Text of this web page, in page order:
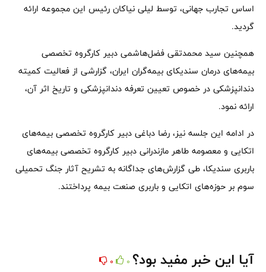
اساس تجارب جهانی، توسط لیلی نیاکان رئیس این مجموعه ارائه
گردید.
همچنین سید محمدتقی فضل‌هاشمی دبیر کارگروه تخصصی
بیمه‌های درمان سندیکای بیمه‌گران ایران، گزارشی از فعالیت کمیته
دندانپزشکی در خصوص تعیین تعرفه دندانپزشکی و تاریخ اثر آن،
ارائه نمود.
در ادامه این جلسه نیز، رضا دباغی دبیر کارگروه‌ تخصصی بیمه‌های
اتکایی و معصومه طاهر مازندرانی دبیر کارگروه تخصصی بیمه‌های
باربری سندیکا، طی گزارش‌های جداگانه به تشریح آثار جنگ تحمیلی
سوم بر حوزه‌های اتکایی و باربری صنعت بیمه پرداختند.
آیا این خبر مفید بود؟ 0
0